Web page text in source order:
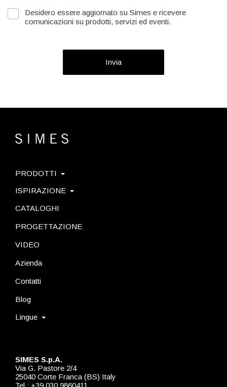
Desidero essere aggiornato su Simes e ricevere
comunicazioni su prodotti, servizi ed eventi.
Invia
SIMES S.p.A.
Via G. Pastore 2/4
25040 Corte Franca (BS) Italy
Tel.: +39 030 9860411
PRODOTTI
ISPIRAZIONE
CATALOGHI
PROGETTAZIONE
VIDEO
Azienda
Contatti
Blog
Lingue